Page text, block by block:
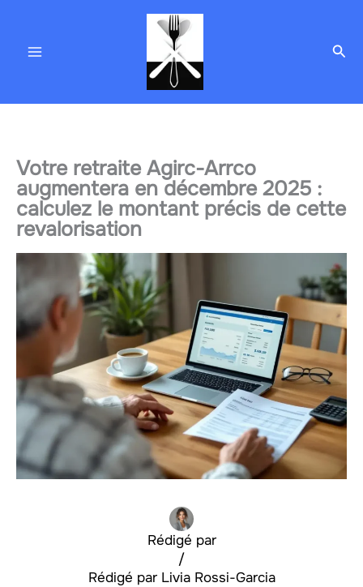
contenu
Votre retraite Agirc-Arrco
augmentera en décembre 2025 :
calculez le montant précis de cette
revalorisation
Rédigé par
Livia Rossi-Garcia
/